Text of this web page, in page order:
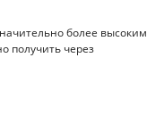
более высоким
получить через